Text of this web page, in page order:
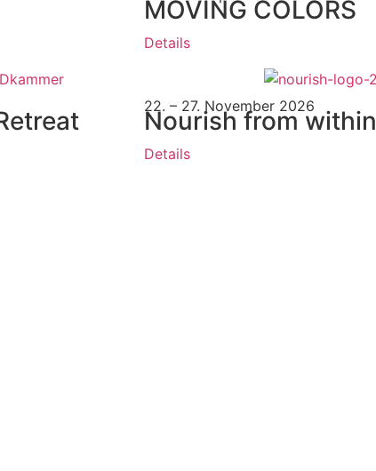
MOVING COLORS
Details
22. – 27. November 2026
Nourish from within
Details